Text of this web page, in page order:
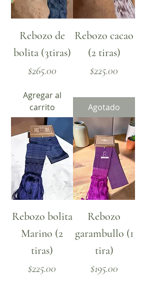
Rebozo de
bolita (3tiras)
Precio
$265.00
Agregar al
carrito
Rebozo cacao
(2 tiras)
Precio
$225.00
Agotado
Rebozo bolita
Marino (2
tiras)
Precio
$225.00
Rebozo
garambullo (1
tira)
Precio
$195.00